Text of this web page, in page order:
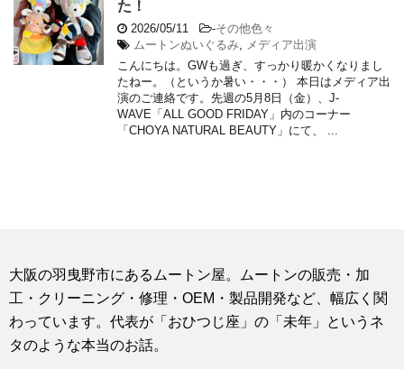
た！
2026/05/11 -その他色々
ムートンぬいぐるみ, メディア出演
こんにちは。GWも過ぎ、すっかり暖かくなりまし
たねー。（というか暑い・・・） 本日はメディア出
演のご連絡です。先週の5月8日（金）、J-
WAVE「ALL GOOD FRIDAY」内のコーナー
「CHOYA NATURAL BEAUTY」にて、 ...
大阪の羽曳野市にあるムートン屋。ムートンの販売・加
工・クリーニング・修理・OEM・製品開発など、幅広く関
わっています。代表が「おひつじ座」の「未年」というネ
タのような本当のお話。